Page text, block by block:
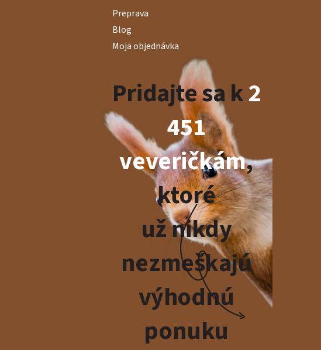
Preprava
Blog
Moja objednávka
Pridajte sa k2
451
veveričkám,
ktoré
už nikdy
nezmeškajú
výhodnú
ponuku